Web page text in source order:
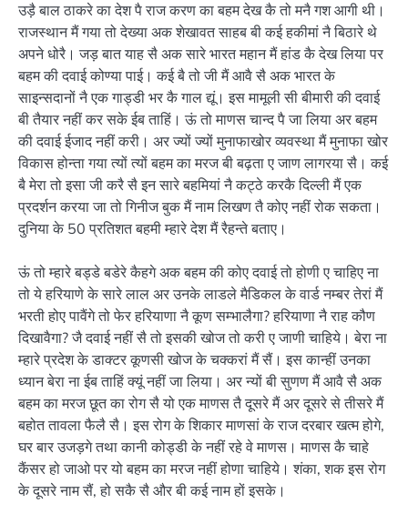
उड़ै बाल ठाकरे का देश पै राज करण का बहम देख कै तो मनै गश आगी थी।
राजस्थान मैं गया तो देख्या अक शेखावत साहब बी कई हकीमां नै बिठारे थे
अपने धोरै। जड़ बात याह सै अक सारे भारत महान मैं हांड कै देख लिया पर
बहम की दवाई कोण्या पाई। कई बै तो जी मैं आवै सै अक भारत के
साइन्सदानों नै एक गाड्डी भर कै गाल द्यूं। इस मामूली सी बीमारी की दवाई
बी तैयार नहीं कर सके ईब ताहिं। ऊं तो माणस चान्द पै जा लिया अर बहम
की दवाई ईजाद नहीं करी। अर ज्यों ज्यों मुनाफाखोर व्यवस्था मैं मुनाफा खोर
विकास होन्ता गया त्यों त्यों बहम का मरज बी बढ़ता ए जाण लागरया सै। कई
बै मेरा तो इसा जी करै सै इन सारे बहमियां नै कट्ठे करकै दिल्ली मैं एक
प्रदर्शन करया जा तो गिनीज बुक मैं नाम लिखण तै कोए नहीं रोक सकता।
दुनिया के 50 प्रतिशत बहमी म्हारे देश मैं रैहन्ते बताए।
ऊं तो म्हारे बड्डे बडेरे कैहगे अक बहम की कोए दवाई तो होणी ए चाहिए ना
तो ये हरियाणे के सारे लाल अर उनके लाडले मैडिकल के वार्ड नम्बर तेरां मैं
भरती होए पावैंगे तो फेर हरियाणा नै कूण सम्भालैगा? हरियाणा नै राह कौण
दिखावैगा? जै दवाई नहीं सै तो इसकी खोज तो करी ए जाणी चाहिये। बेरा ना
म्हारे प्रदेश के डाक्टर कूणसी खोज के चक्करां मैं सैं। इस कान्हीं उनका
ध्यान बेरा ना ईब ताहिं क्यूं नहीं जा लिया। अर न्यों बी सुणण मैं आवै सै अक
बहम का मरज छूत का रोग सै यो एक माणस तै दूसरे मैं अर दूसरे से तीसरे मैं
बहोत तावला फैलै सै। इस रोग के शिकार माणसां के राज दरबार खत्म होगे,
घर बार उजड़गे तथा कानी कोड्डी के नहीं रहे वे माणस। माणस कै चाहे
कैंसर हो जाओ पर यो बहम का मरज नहीं होणा चाहिये। शंका, शक इस रोग
के दूसरे नाम सैं, हो सकै सै और बी कई नाम हों इसके।